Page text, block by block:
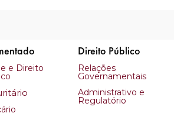
e Direito
Direito Público
Relações
Governamentais
Administrativo e
Regulatório